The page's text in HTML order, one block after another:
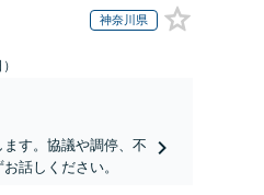
神奈川県
す。協議や調停、不
話しください。